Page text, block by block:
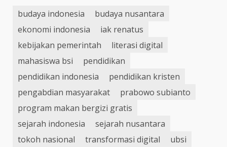
budaya indonesia
budaya nusantara
ekonomi indonesia
iak renatus
kebijakan pemerintah
literasi digital
mahasiswa bsi
pendidikan
pendidikan indonesia
pendidikan kristen
pengabdian masyarakat
prabowo subianto
program makan bergizi gratis
sejarah indonesia
sejarah nusantara
tokoh nasional
transformasi digital
ubsi